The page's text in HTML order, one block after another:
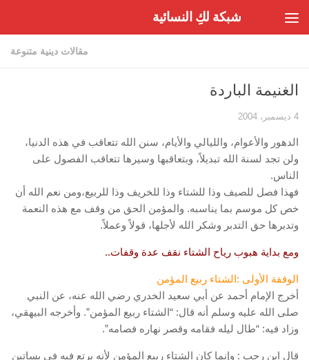
شبكة لكِ النسائية
مقالات دينية متنوعة
الغنيمة الباردة
4 ديسمبر، 2004
الدهور والأعوام، والليالي والأيام، سنن الله تتعاقب في هذه الدنيا،
ولن تجد لسنة الله تبديلاً، وبتعاقبها وسيرها تتعاقب الفصول على
الناس.
فهذا فصل للصيف وذا للشتاء وذا للخريف وذا للربيع،ومن نعم الله أن
خص كل موسم بما يناسبه. والمؤمن الحق من وقف مع هذه النعمة
وتدبرها حق التدبر وشكر الله لأجلها، قولاً وعملاً.
ومع بداية هبوب رياح الشتاء نقف عدة وقفات..
الوقفة الأولى :الشتاء ربيع المؤمن
أخرج الإمام أحمد عن أبي سعيد الخدري رضي الله عنه، عن النبي
صلى الله عليه وسلم أنه قال: “الشتاء ربيع المؤمن”. وأخرجه البيهقي،
وزاد فيه: “طال ليله فقامه وقصر نهاره فصامه”.
قال ابن رجب : وإنما كان الشتاء ربيع المؤمن لأنه يرتع فيه في بساتين